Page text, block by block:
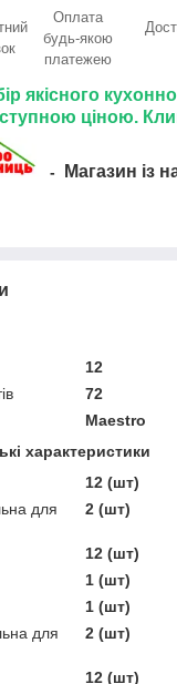
Оплата
будь-якою
платежею
якісного
ціною.
- Магазин із
12
72
Maestro
характеристики
12 (шт)
для
2 (шт)
12 (шт)
1 (шт)
1 (шт)
для
2 (шт)
12 (шт)